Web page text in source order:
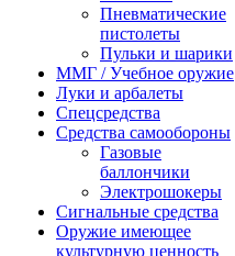
Пневматические
пистолеты
Пульки и шарики
ММГ / Учебное оружие
Луки и арбалеты
Спецсредства
Средства самообороны
Газовые
баллончики
Электрошокеры
Сигнальные средства
Оружие имеющее
культурную ценность